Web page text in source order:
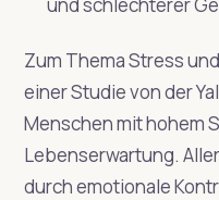
Zum Thema Stress
einer Studie von der
Menschen mit hohem
Lebenserwartung.
durch emotionale